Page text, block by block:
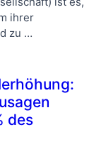
ihrer
zu …
des